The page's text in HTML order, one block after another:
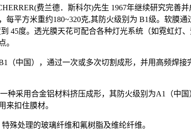
费兰德．斯科尔)先生 1967年继续研究完善
平方米重约180~320克,其防火级别为 B1级。软膜
45度。透光膜天花可配合各种灯光系统（如霓虹灯
。
（中国），通过一次或多次切割成形，并用高频焊
种采用合金铝材料挤压成形，其防火级别为A1（中
来扣住膜材。
殊处理的玻璃纤维和氟树脂及维纶纤维。